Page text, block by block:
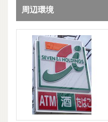
周辺環境